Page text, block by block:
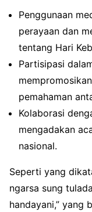
Penggunaan
perayaan dan
tentang Hari
Partisipasi
pemahaman
Kolaborasi
mengadakan
nasional.
Seperti yang
ngarsa sung
handayani,” yang